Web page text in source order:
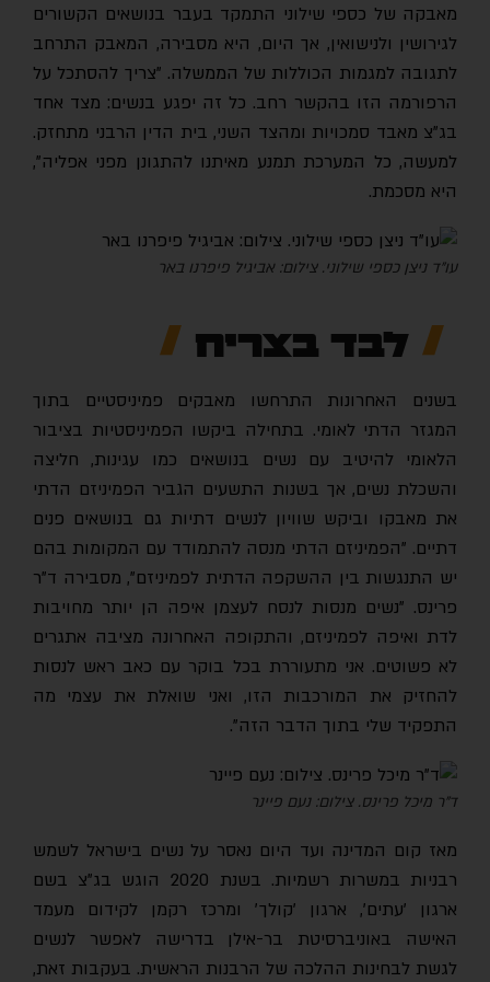
מאבקה של כספי שילוני התמקד בעבר בנושאים הקשורים
לגירושין ולנישואין, אך היום, היא מסבירה, המאבק התרחב
לתגובה למגמות הכוללות של הממשלה. "צריך להסתכל על
הרפורמה הזו בהקשר רחב. כל זה יפגע בנשים: מצד אחד
בג"צ מאבד סמכויות ומהצד השני, בית הדין הרבני מתחזק.
למעשה, כל המערכת תמנע מאיתנו להתגונן מפני אפליה",
היא מסכמת.
עו"ד ניצן כספי שילוני. צילום: אביגיל פיפרנו באר
לבד בצריח
בשנים האחרונות התרחשו מאבקים פמיניסטיים בתוך
המגזר הדתי לאומי. בתחילה ביקשו הפמיניסטיות בציבור
הלאומי להיטיב עם נשים בנושאים כמו עגינות, חליצה
והשכלת נשים, אך בשנות התשעים הגביר הפמיניזם הדתי
את מאבקו וביקש שוויון לנשים דתיות גם בנושאים פנים
דתיים. "הפמיניזם הדתי מנסה להתמודד עם המקומות בהם
יש התנגשות בין ההשקפה הדתית לפמיניזם", מסבירה ד"ר
פרינס. "נשים מנסות לנסח לעצמן איפה הן יותר מחויבות
לדת ואיפה לפמיניזם, והתקופה האחרונה מציבה אתגרים
לא פשוטים. אני מתעוררת בכל בוקר עם כאב ראש לנסות
להחזיק את המורכבות הזו, ואני שואלת את עצמי מה
התפקיד שלי בתוך הדבר הזה".
ד"ר מיכל פרינס. צילום: נעם פיינר
מאז קום המדינה ועד היום נאסר על נשים בישראל לשמש
רבניות במשרות רשמיות. בשנת 2020 הוגש בג"צ בשם
ארגון 'עתים', ארגון ׳קולך׳ ומרכז רקמן לקידום מעמד
האישה באוניברסיטת בר-אילן בדרישה לאפשר לנשים
לגשת לבחינות ההלכה של הרבנות הראשית. בעקבות זאת,